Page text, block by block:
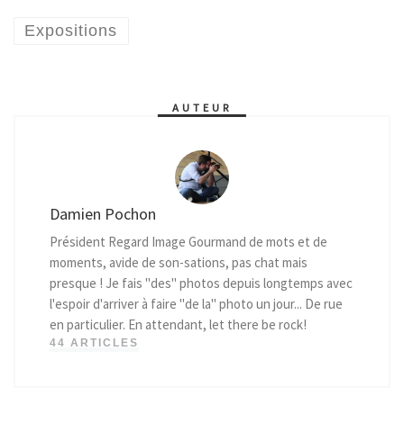
Expositions
AUTEUR
Damien Pochon
Président Regard Image Gourmand de mots et de
moments, avide de son-sations, pas chat mais
presque ! Je fais "des" photos depuis longtemps avec
l'espoir d'arriver à faire "de la" photo un jour... De rue
en particulier. En attendant, let there be rock!
44 ARTICLES